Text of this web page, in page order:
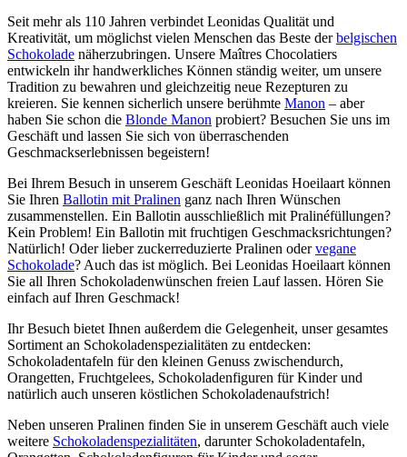
Seit mehr als 110 Jahren verbindet Leonidas Qualität und
Kreativität, um möglichst vielen Menschen das Beste derbelgischen
Schokolade näherzubringen. Unsere Maîtres Chocolatiers
entwickeln ihr handwerkliches Können ständig weiter, um unsere
Tradition zu bewahren und gleichzeitig neue Rezepturen zu
kreieren. Sie kennen sicherlich unsere berühmte Manon – aber
haben Sie schon die Blonde Manon probiert? Besuchen Sie uns im
Geschäft und lassen Sie sich von überraschenden
Geschmackserlebnissen begeistern!
Bei Ihrem Besuch in unserem Geschäft Leonidas Hoeilaart können
Sie Ihren Ballotin mit Pralinen ganz nach Ihren Wünschen
zusammenstellen. Ein Ballotin ausschließlich mit Pralinéfüllungen?
Kein Problem! Ein Ballotin mit fruchtigen Geschmacksrichtungen?
Natürlich! Oder lieber zuckerreduzierte Pralinen odervegane
Schokolade? Auch das ist möglich. Bei Leonidas Hoeilaart können
Sie all Ihren Schokoladenwünschen freien Lauf lassen. Hören Sie
einfach auf Ihren Geschmack!
Ihr Besuch bietet Ihnen außerdem die Gelegenheit, unser gesamtes
Sortiment an Schokoladenspezialitäten zu entdecken:
Schokoladentafeln für den kleinen Genuss zwischendurch,
Orangetten, Fruchtgelees, Schokoladenfiguren für Kinder und
natürlich auch unseren köstlichen Schokoladenaufstrich!
Neben unseren Pralinen finden Sie in unserem Geschäft auch viele
weitere Schokoladenspezialitäten, darunter Schokoladentafeln,